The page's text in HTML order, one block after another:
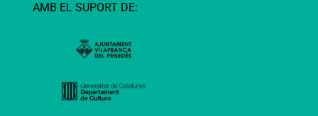
AMB EL SUPORT DE: